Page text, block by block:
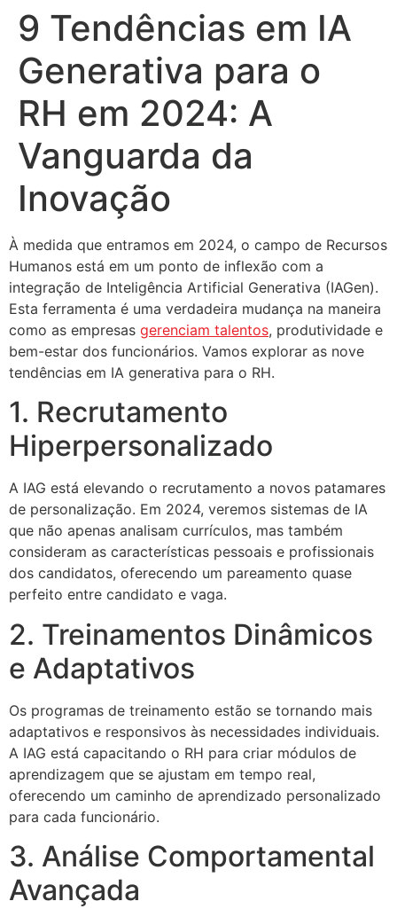
9 Tendências em IA
Generativa para o
RH em 2024: A
Vanguarda da
Inovação
À medida que entramos em 2024, o campo de Recursos
Humanos está em um ponto de inflexão com a
integração de Inteligência Artificial Generativa (IAGen).
Esta ferramenta é uma verdadeira mudança na maneira
como as empresas gerenciam talentos, produtividade e
bem-estar dos funcionários. Vamos explorar as nove
tendências em IA generativa para o RH.
1. Recrutamento
Hiperpersonalizado
A IAG está elevando o recrutamento a novos patamares
de personalização. Em 2024, veremos sistemas de IA
que não apenas analisam currículos, mas também
consideram as características pessoais e profissionais
dos candidatos, oferecendo um pareamento quase
perfeito entre candidato e vaga.
2. Treinamentos Dinâmicos
e Adaptativos
Os programas de treinamento estão se tornando mais
adaptativos e responsivos às necessidades individuais.
A IAG está capacitando o RH para criar módulos de
aprendizagem que se ajustam em tempo real,
oferecendo um caminho de aprendizado personalizado
para cada funcionário.
3. Análise Comportamental
Avançada